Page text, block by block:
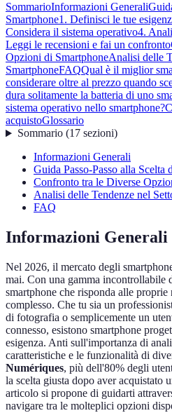
SommarioInformazioni Generali
Smartphone1. Definisci le tue
Considera il sistema operativo4.
Leggi le recensioni e fai un confronto
Opzioni di SmartphoneAnalisi delle
SmartphoneFAQQual è il miglior
considerare oltre al prezzo quando
dura solitamente la batteria di uno
sistema operativo nello smartphone?
acquistoGlossario
Sommario(17 sezioni)
Informazioni Generali
Guida Passo-Passo alla Scelta
Confronto tra le Diverse
Analisi delle Tendenze nel
FAQ
Informazioni Generali
Nel 2026, il mercato degli
mai. Con una gamma incontrollabile
smartphone che risponda alle proprie
complesso. Che tu sia un
di fotografia o semplicemente un
connesso, esistono smartphone
esigenza. Anti sull'importanza di
caratteristiche e le funzionalità di
Numériques, più dell'80% degli
la scelta giusta dopo aver acquistato
articolo si propone di guidarti
navigare tra le molteplici opzioni